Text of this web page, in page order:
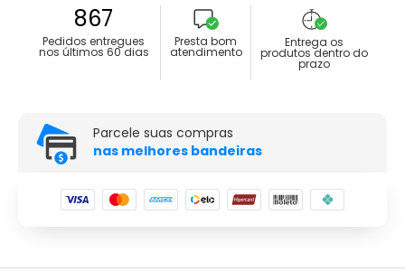
867
Pedidos entregues
nos últimos 60 dias
Presta bom
atendimento
Entrega os
produtos dentro do
prazo
Parcele suas compras
nas melhores bandeiras